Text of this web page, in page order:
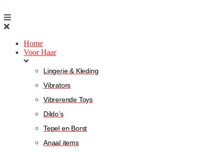
Home
Voor Haar
Lingerie & Kleding
Vibrators
Vibrerende Toys
Dildo’s
Tepel en Borst
Anaal items